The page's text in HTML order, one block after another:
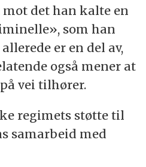
det han kalte en
som han
er en del av,
også mener at
vei tilhører.
regimets støtte til
samarbeid med